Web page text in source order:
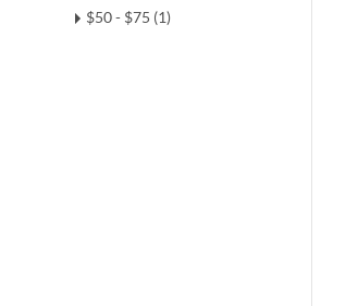
$50 - $75 (1)